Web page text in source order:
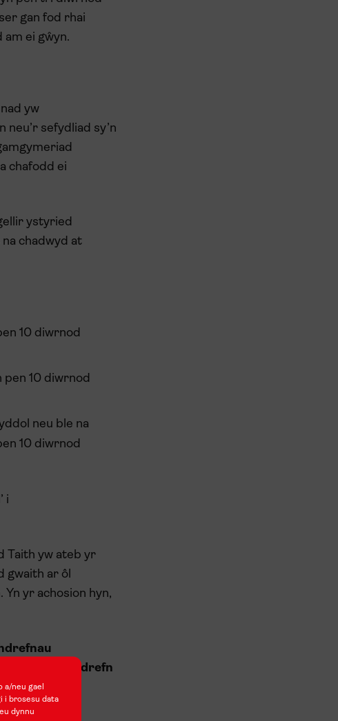
neu gael
i brosesu data
dynnu
gan fod rhai
am ei gŵyn.
yw
sefydliad sy’n
chafodd ei
ystyried
chadwyd at
10 diwrnod
pen 10 diwrnod
neu ble na
10 diwrnod
i
Taith yw ateb yr
gwaith ar ôl
yr achosion hyn,
at Weithdrefn